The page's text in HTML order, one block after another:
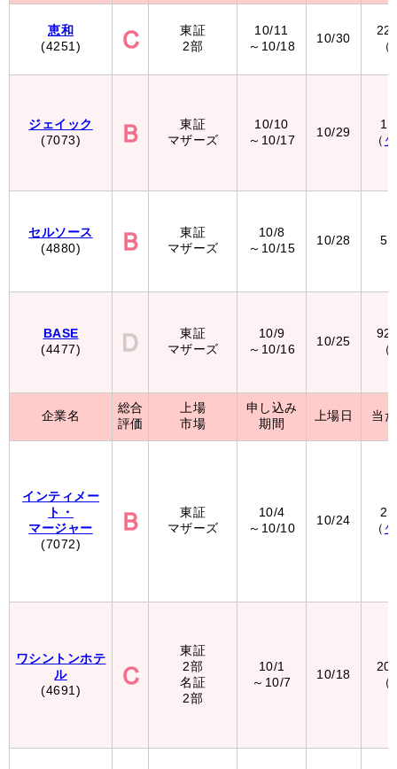
恵和
(4251)
ジェイック
(7073)
セルソース
(4880)
BASE
(4477)
企業名
インティメー
ト・
マージャー
(7072)
ワシントンホテ
ル
(4691)
東証
2部
10/11
～10/18
10/30
（
東証
マザーズ
10/10
～10/17
10/29
（
東証
マザーズ
10/8
～10/15
10/28
東証
マザーズ
10/9
～10/16
10/25
（
総合
評価
上場
市場
申し込み
期間
上場日 当
東証
マザーズ
10/4
～10/10
10/24
（
東証
2部
名証
2部
10/1
～10/7
10/18
（